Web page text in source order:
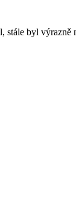
byl